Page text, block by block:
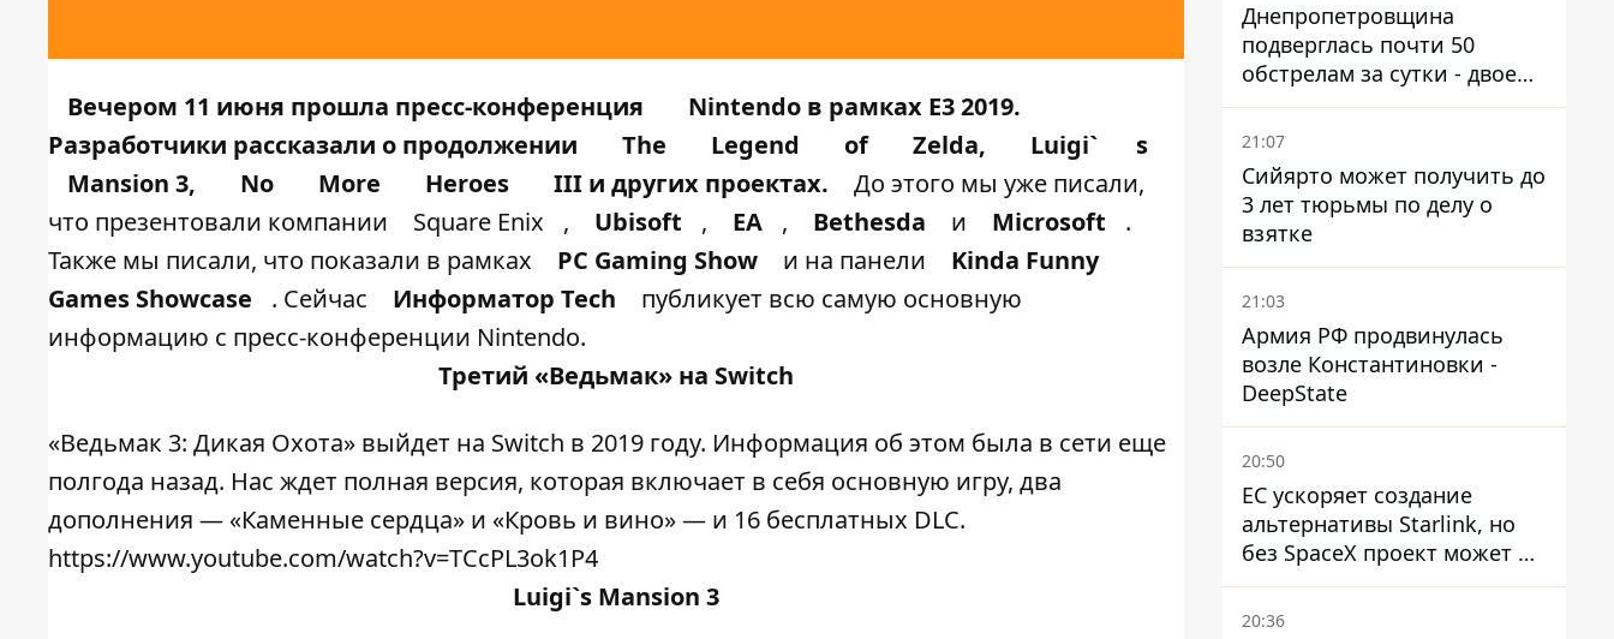
Вечером 11 июня прошла пресс-конференция
Nintendo в рамках Е3 2019.
Разработчики рассказали о продолжении
The Legend of Zelda, Luigi`
s
Mansion 3,
No More Heroes III и других проектах.
До этого мы уже писали,
что презентовали компании
Square Enix , Ubisoft , ЕА , Bethesda и Microsoft
.
Также мы писали, что показали в рамках
PC Gaming Show и на панели
Kinda Funny
Games Showcase
. Сейчас Информатор Tech
публикует всю самую основную
информацию с пресс-конференции Nintendo.
Третий «Ведьмак» на Switch
«Ведьмак 3: Дикая Охота» выйдет на Switch в 2019 году. Информация об этом была в сети еще
полгода назад. Нас ждет полная версия, которая включает в себя основную игру, два
дополнения — «Каменные сердца» и «Кровь и вино» — и 16 бесплатных DLC.
https://www.youtube.com/watch?v=TCcPL3ok1P4
Luigi`s Mansion 3
Днепропетровщина
подверглась почти 50
обстрелам за сутки - двое
погибших, шесть
пострадавших
21:07
Сийярто может получить до
3 лет тюрьмы по делу о
взятке
21:03
Армия РФ продвинулась
возле Константиновки -
DeepState
20:50
ЕС ускоряет создание
альтернативы Starlink, но
без SpaceX проект может не
обойтись
20:36